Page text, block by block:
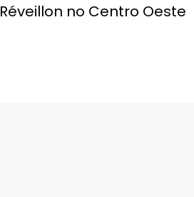
Réveillon no Centro Oeste